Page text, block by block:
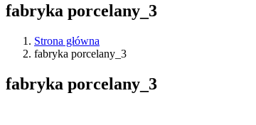
fabryka porcelany_3
Strona główna
fabryka porcelany_3
fabryka porcelany_3